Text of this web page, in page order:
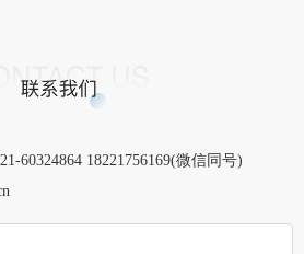
60324864 18221756169(微信同号)